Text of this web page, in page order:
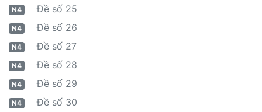
N4 Đề số 25
N4 Đề số 26
N4 Đề số 27
N4 Đề số 28
N4 Đề số 29
N4 Đề số 30